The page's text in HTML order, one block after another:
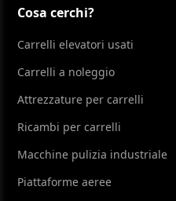
Cosa cerchi?
Carrelli elevatori usati
Carrelli a noleggio
Attrezzature per carrelli
Ricambi per carrelli
Macchine pulizia industriale
Piattaforme aeree